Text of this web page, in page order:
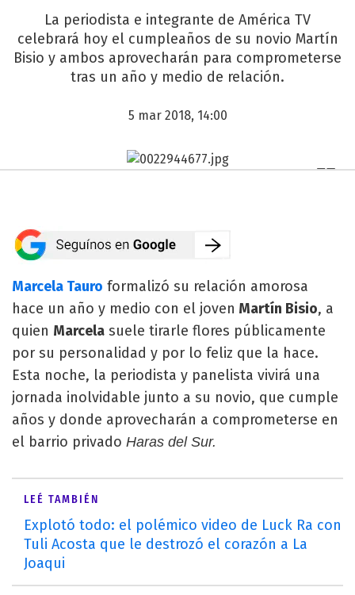
La periodista e integrante de América TV
celebrará hoy el cumpleaños de su novio Martín
Bisio y ambos aprovecharán para comprometerse
tras un año y medio de relación.
5 mar 2018, 14:00
Marcela Tauro formalizó su relación amorosa
hace un año y medio con el joven Martín Bisio, a
quien Marcela suele tirarle flores públicamente
por su personalidad y por lo feliz que la hace.
Esta noche, la periodista y panelista vivirá una
jornada inolvidable junto a su novio, que cumple
años y donde aprovecharán a comprometerse en
el barrio privado Haras del Sur.
LEÉ TAMBIÉN
Explotó todo: el polémico video de Luck Ra con
Tuli Acosta que le destrozó el corazón a La
Joaqui